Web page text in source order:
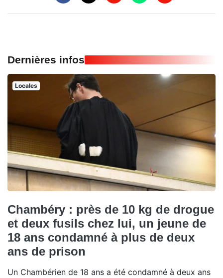
Dernières infos
Locales
Chambéry : près de 10 kg de drogue
et deux fusils chez lui, un jeune de
18 ans condamné à plus de deux
ans de prison
Un Chambérien de 18 ans a été condamné à deux ans